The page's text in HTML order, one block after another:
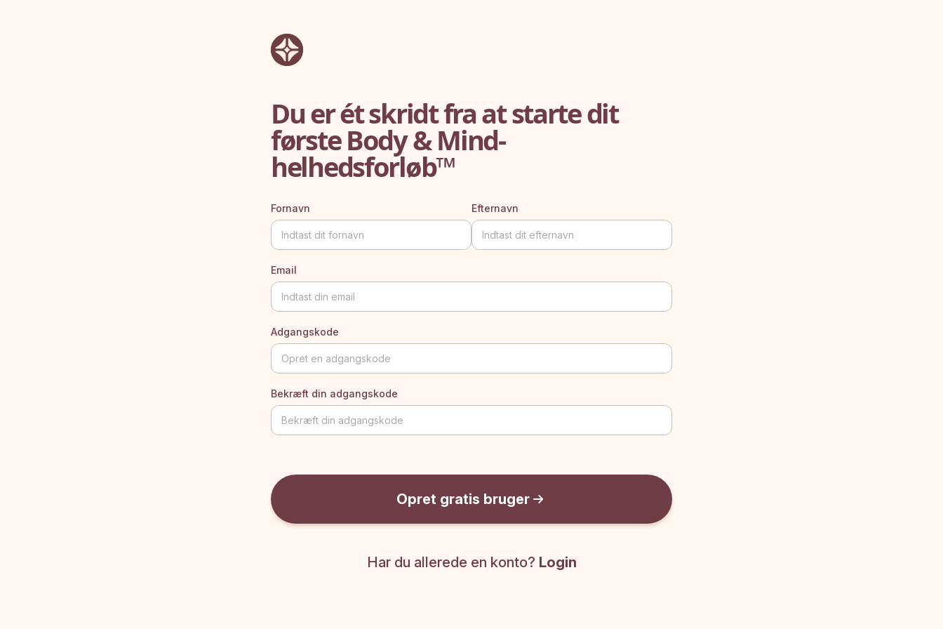
Du er ét skridt fra at starte dit
første Body & Mind-
helhedsforløb™
Fornavn Efternavn
Email
Adgangskode
Bekræft din adgangskode
Opret gratis bruger
Har du allerede en konto? Login